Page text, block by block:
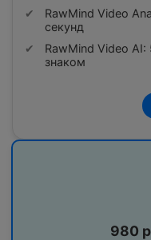
RawMind Video
секунд
RawMind Video
знаком
980